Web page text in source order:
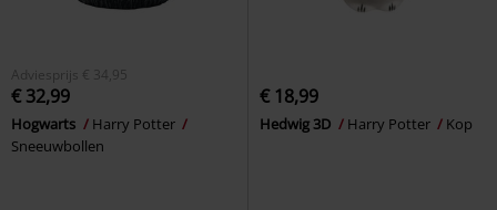
Adviesprijs € 34,95
€ 32,99
Hogwarts
Harry Potter
Sneeuwbollen
€ 18,99
Hedwig 3D Harry Potter Kop